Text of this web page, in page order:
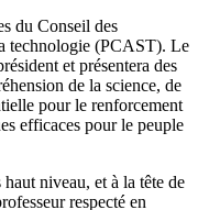
du Conseil des
technologie (PCAST). Le
et présentera des
de la science, de
pour le renforcement
efficaces pour le peuple
niveau, et à la tête de
respecté en